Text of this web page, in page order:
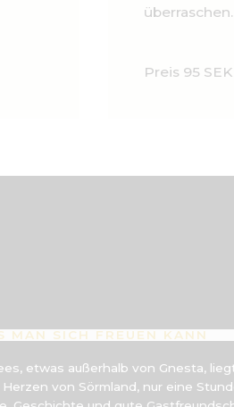
überraschen.
Preis 95
MAN SICH FREUEN KANN
etwas außerhalb von Gnesta,
von Sörmland, nur eine